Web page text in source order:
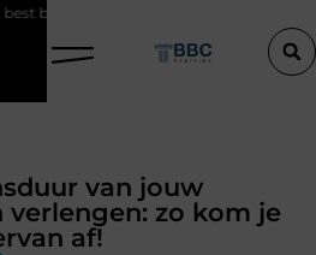
Een konijn met pit en waarom RaBBiT
van jouw
zo kom je
af!